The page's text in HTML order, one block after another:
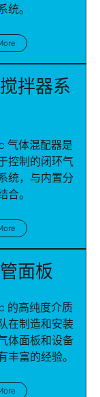
统。
拌器系
气体混配器是
控制的闭环气
统，与内置分
合。
面板
的高纯度介质
在制造和安装
体面板和设备
丰富的经验。